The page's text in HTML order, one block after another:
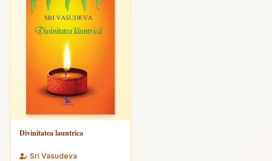
Divinitatea launtrica
Sri Vasudeva